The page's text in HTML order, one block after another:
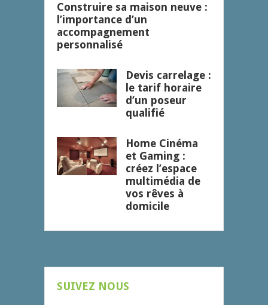
Construire sa maison neuve :
l’importance d’un
accompagnement
personnalisé
Devis carrelage :
le tarif horaire
d’un poseur
qualifié
Home Cinéma
et Gaming :
créez l’espace
multimédia de
vos rêves à
domicile
SUIVEZ NOUS